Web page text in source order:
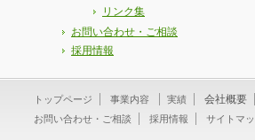
リンク集
お問い合わせ・ご相談
採用情報
トップページ 事業内容 実績 会社概要
お問い合わせ・ご相談
採用情報 サイトマ